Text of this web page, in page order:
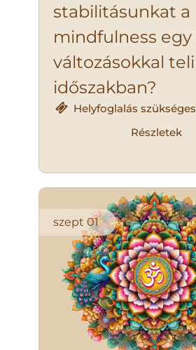
stabilitásunkat a
mindfulness egy
változásokkal teli
időszakban?
Helyfoglalás szükséges
Részletek
szept 01